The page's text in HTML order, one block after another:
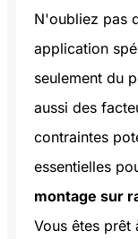
N'oubliez pas
application
seulement du
aussi des
contraintes
essentielles
montage sur
Vous êtes prêt